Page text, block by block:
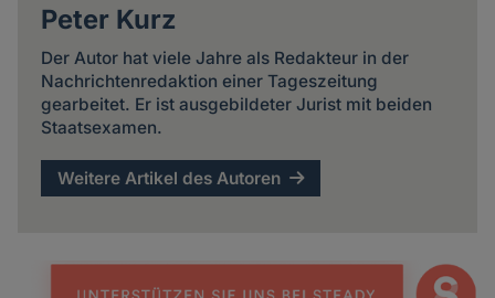
Peter Kurz
Der Autor hat viele Jahre als Redakteur in der
Nachrichtenredaktion einer Tageszeitung
gearbeitet. Er ist ausgebildeter Jurist mit beiden
Staatsexamen.
Weitere Artikel des Autoren